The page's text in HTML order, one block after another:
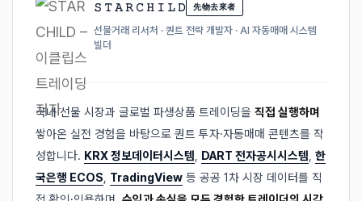
𝚂 𝚃 𝙰 𝚁 𝙲 𝙷 𝙸 𝙻 𝙳 先物去來者
선물거래 리서처 · 퀀트 전략 개발자 · AI 자동매매 시스템
빌더
국내 선물 시장과 글로벌 파생상품 트레이딩을 직접 실행하며
쌓아온 실전 경험을 바탕으로 퀀트 투자·자동매매 콘텐츠를 작
성합니다. KRX 정보데이터시스템, DART 전자공시시스템, 한
국은행 ECOS, TradingView 등 공공 1차 시장 데이터를 직